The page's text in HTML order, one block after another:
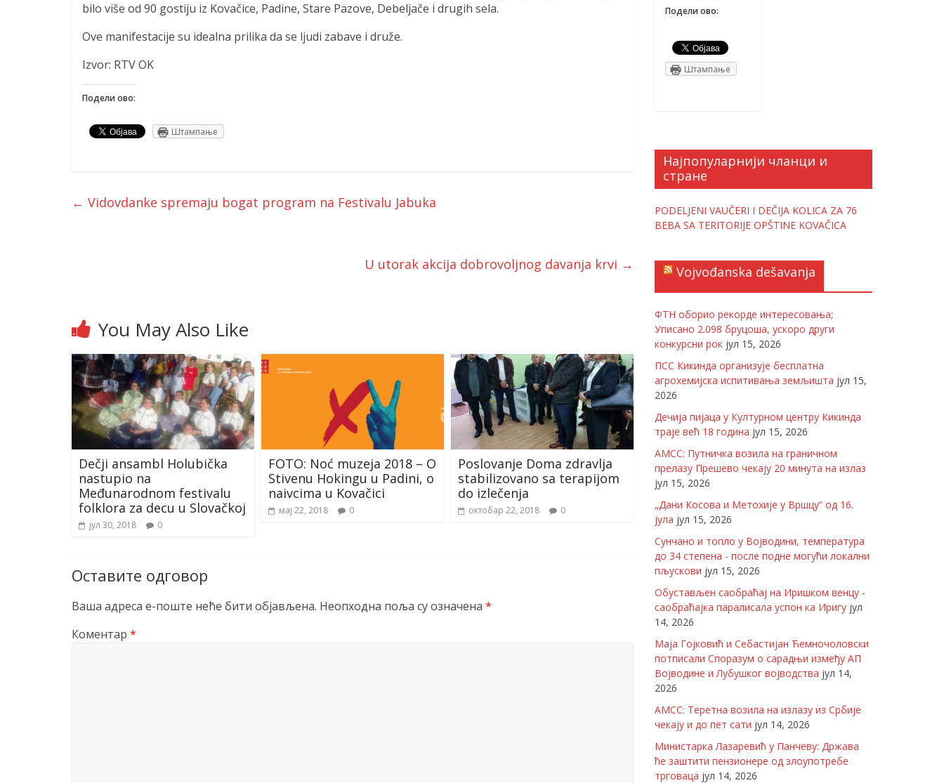
bilo više od 90 gostiju iz Kovačice, Padine, Stare Pazove, Debeljače i drugih sela.
Ove manifestacije su idealna prilika da se ljudi zabave i druže.
Izvor: RTV OK
Подели ово:
Штампање
← Vidovdanke spremaju bogat program na Festivalu Jabuka
U utorak akcija dobrovoljnog davanja krvi →
You May Also Like
Dečji ansambl Holubička
nastupio na
Međunarodnom festivalu
folklora za decu u Slovačkoj
јул 30, 2018 0
FOTO: Noć muzeja 2018 – O
Stivenu Hokingu u Padini, o
naivcima u Kovačici
мај 22, 2018 0
Poslovanje Doma zdravlja
stabilizovano sa terapijom
do izlečenja
октобар 22, 2018 0
Оставите одговор
Ваша адреса е-поште неће бити објављена. Неопходна поља су означена *
Коментар *
Подели ово:
Штампање
Најпопуларнији чланци и
стране
PODELJENI VAUČERI I DEČIJA KOLICA ZA 76
BEBA SA TERITORIJE OPŠTINE KOVAČICA
Vojvođanska dešavanja
ФТН оборио рекорде интересовања;
Уписано 2.098 бруцоша, ускоро други
конкурсни рок јул 15, 2026
ПСС Кикинда организује бесплатна
агрохемијска испитивања земљишта јул 15,
2026
Дечија пијаца у Културном центру Кикинда
траје већ 18 година јул 15, 2026
АМСС: Путничка возила на граничном
прелазу Прешево чекају 20 минута на излаз
јул 15, 2026
„Дани Косова и Метохије у Вршцу“ од 16.
јула јул 15, 2026
Сунчано и топло у Војводини, температура
до 34 степена - после подне могући локални
пљускови јул 15, 2026
Обустављен саобраћај на Иришком венцу -
саобраћајка паралисала успон ка Иригу јул
14, 2026
Маја Гојковић и Себастијан Ћемночоловски
потписали Споразум о сарадњи између АП
Војводине и Лубушког војводства јул 14,
2026
АМСС: Теретна возила на излазу из Србије
чекају и до пет сати јул 14, 2026
Министарка Лазаревић у Панчеву: Држава
ће заштити пензионере од злоупотребе
трговаца јул 14, 2026